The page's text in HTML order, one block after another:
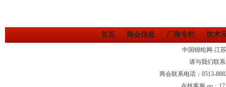
首页 商会信息 厂商专栏 技术
中国锦纶网-江
请与我们联
商会联系电话：0513-